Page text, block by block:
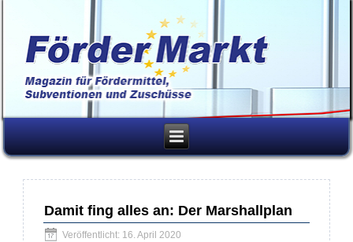
Damit fing alles an: Der Marshallplan
Veröffentlicht: 16. April 2020